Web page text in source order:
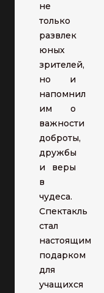
не
только
развлек
юных
зрителей,
но и
напомнил
им о
важности
доброты,
дружбы
и веры
в
чудеса.
Спектакль
стал
настоящим
подарком
для
учащихся